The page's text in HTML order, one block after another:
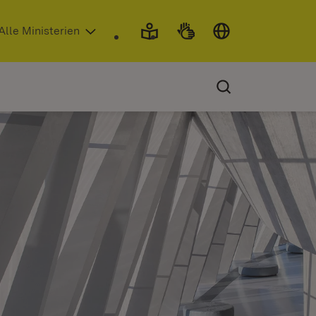
neuem Fenster)
Ministerien